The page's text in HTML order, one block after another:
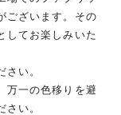
ございます。その
してお楽しみいた
い。
万一の色移りを避
い。